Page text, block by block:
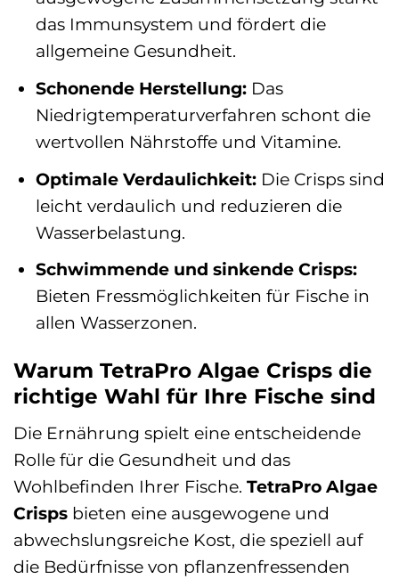
das Immunsystem und fördert die
allgemeine Gesundheit.
Schonende Herstellung:Das
Niedrigtemperaturverfahren schont die
wertvollen Nährstoffe und Vitamine.
Optimale Verdaulichkeit:Die Crisps sind
leicht verdaulich und reduzieren die
Wasserbelastung.
Schwimmende und sinkende Crisps:
Bieten Fressmöglichkeiten für Fische in
allen Wasserzonen.
Warum TetraPro Algae Crisps die
richtige Wahl für Ihre Fische sind
Die Ernährung spielt eine entscheidende
Rolle für die Gesundheit und das
Wohlbefinden Ihrer Fische. TetraPro Algae
Crisps bieten eine ausgewogene und
abwechslungsreiche Kost, die speziell auf
die Bedürfnisse von pflanzenfressenden